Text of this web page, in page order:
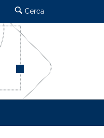
Cerca